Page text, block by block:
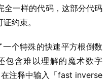
全一样的代码，这部分代码
约束。
个特殊的快速平方根倒数
包含难以理解的魔术数字
注释中输入「fast inverse